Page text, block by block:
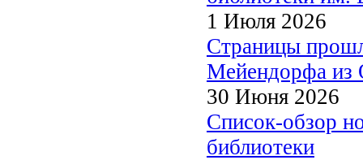
1 Июля 2026
Страницы
Мейендорфа из
30 Июня 2026
Список-обзор
библиотеки